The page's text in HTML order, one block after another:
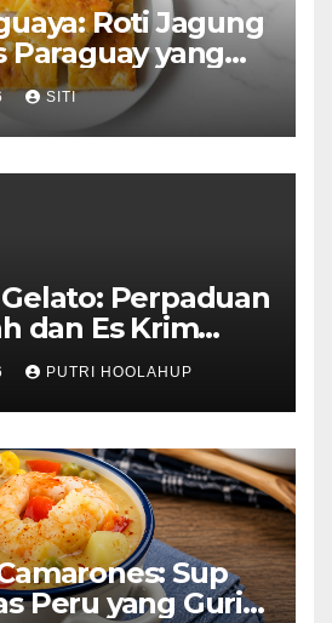
Roti Jagung
Paraguay yang
SITI
Perpaduan
dan Es Krim
Menggoda
PUTRI HOOLAHUP
Sup
Peru yang Gurih